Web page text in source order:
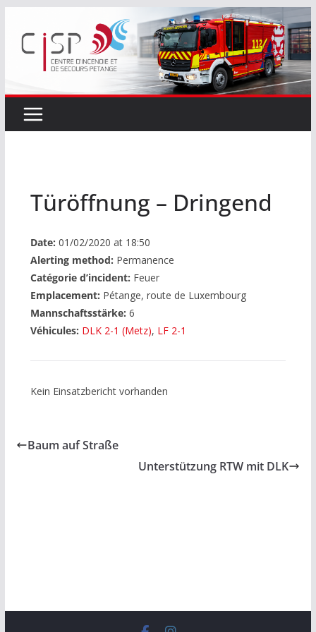
contenu
Türöffnung – Dringend
Date: 01/02/2020 at 18:50
Alerting method: Permanence
Catégorie d’incident: Feuer
Emplacement: Pétange, route de Luxembourg
Mannschaftsstärke: 6
Véhicules: DLK 2-1 (Metz), LF 2-1
Kein Einsatzbericht vorhanden
Baum auf Straße
Unterstützung RTW mit DLK